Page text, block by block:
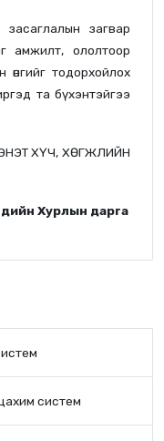
загвар
амжилт, ололтоор
тодорхойлох
та бүхэнтэйгээ
ХҮЧ, ХӨГЖЛИЙН
Хурлын дарга
систем